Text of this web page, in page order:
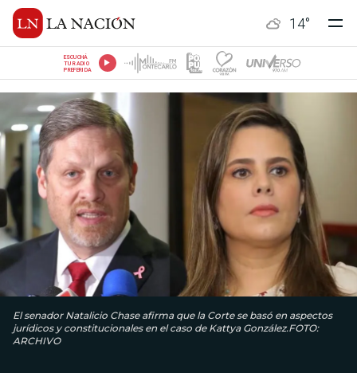
14°
ESCUCHÁ
TU RADIO
PREFERIDA
El senador Natalicio Chase afirma que la Corte se basó en aspectos
jurídicos y constitucionales en el caso de Kattya González.FOTO:
ARCHIVO